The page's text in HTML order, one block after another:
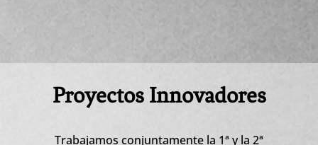
Proyectos Innovadores
Trabajamos conjuntamente la 1ª y la 2ª